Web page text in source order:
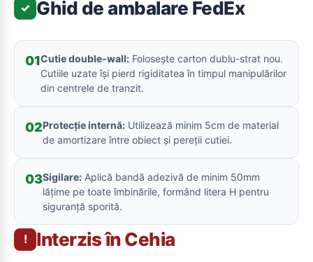
✓ Ghid de ambalare FedEx
01Cutie double-wall: Folosește carton dublu-strat nou.
Cutiile uzate își pierd rigiditatea în timpul manipulărilor
din centrele de tranzit.
02Protecție internă: Utilizează minim 5cm de material
de amortizare între obiect și pereții cutiei.
03Sigilare: Aplică bandă adezivă de minim 50mm
lățime pe toate îmbinările, formând litera H pentru
siguranță sporită.
! Interzis în Cehia